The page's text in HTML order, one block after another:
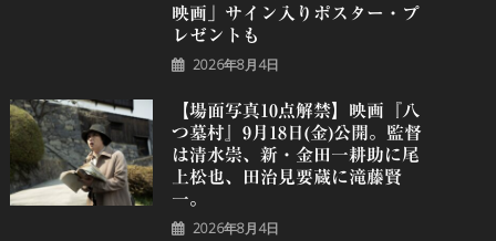
映画」サイン入りポスター・プ
レゼントも
2026年8月4日
【場面写真10点解禁】映画『八
つ墓村』9月18日(金)公開。監督
は清水崇、新・金田一耕助に尾
上松也、田治見要蔵に滝藤賢
一。
2026年8月4日